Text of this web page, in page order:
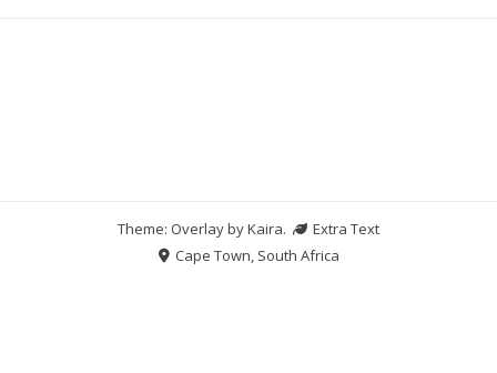
Theme: Overlay byKaira.
Extra Text
Cape Town, South Africa